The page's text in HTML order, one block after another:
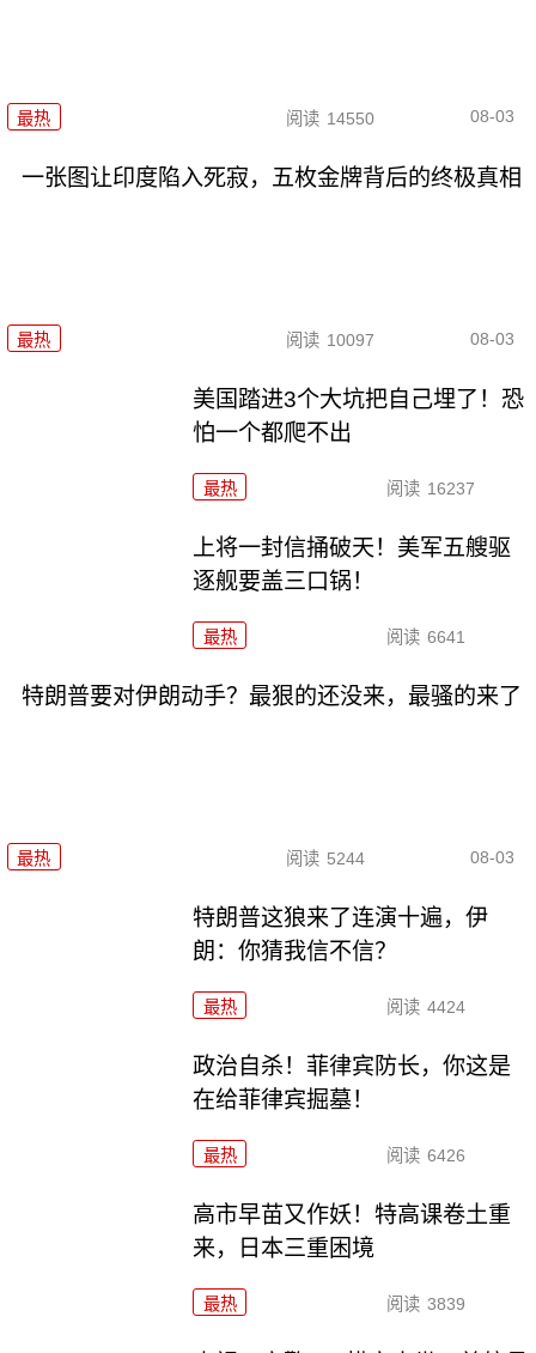
最热 阅读 14550 08-03
一张图让印度陷入死寂，五枚金牌背后的终极真相
最热 阅读 10097 08-03
美国踏进3个大坑把自己埋了！恐
怕一个都爬不出
最热 阅读 16237
上将一封信捅破天！美军五艘驱
逐舰要盖三口锅！
最热 阅读 6641
特朗普要对伊朗动手？最狠的还没来，最骚的来了
最热 阅读 5244 08-03
特朗普这狼来了连演十遍，伊
朗：你猜我信不信？
最热 阅读 4424
政治自杀！菲律宾防长，你这是
在给菲律宾掘墓！
最热 阅读 6426
高市早苗又作妖！特高课卷土重
来，日本三重困境
最热 阅读 3839